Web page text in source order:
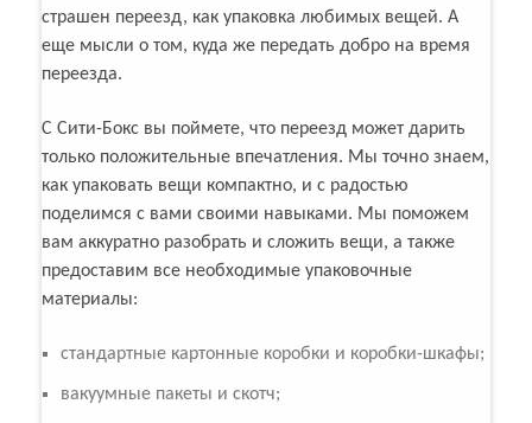
страшен переезд, как упаковка любимых вещей. А
еще мысли о том, куда же передать добро на время
переезда.
С Сити-Бокс вы поймете, что переезд может дарить
только положительные впечатления. Мы точно знаем,
как упаковать вещи компактно, и с радостью
поделимся с вами своими навыками. Мы поможем
вам аккуратно разобрать и сложить вещи, а также
предоставим все необходимые упаковочные
материалы:
стандартные картонные коробки и коробки-шкафы;
вакуумные пакеты и скотч;